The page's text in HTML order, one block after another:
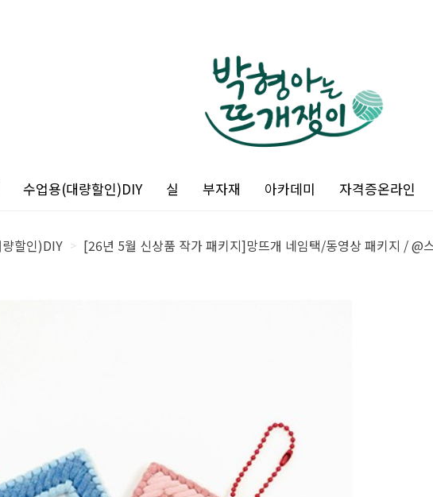
수업용(대량할인)DIY 실 부자재 아카데미 자격증온라인
할인)DIY > [26년 5월 신상품 작가 패키지]망뜨개 네임택/동영상 패키지 /